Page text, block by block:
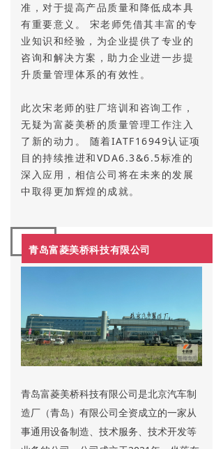
准，对于提高产品质量和降低成本具
有重要意义。 宋老师凭借其丰富的专
业知识和经验，为企业提供了专业的
咨询和解决方案，助力企业进一步提
升质量管理体系的有效性。
此次宋老师的驻厂培训和咨询工作，
无疑为富菱美桥的质量管理工作注入
了新的动力。 随着IATF16949认证项
目的持续推进和VDA6.3&6.5标准的
深入应用，相信公司将在未来的发展
中取得更加辉煌的成就。
青岛富菱美桥科技有限公司
青岛富菱美桥科技有限公司是北京汽车制
造厂（青岛）有限公司全资成立的一家从
事通用设备制造、技术服务、技术开发等